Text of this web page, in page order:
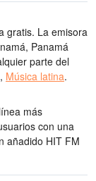
gratis. La emisora
Panamá
parte del
, Música latina.
más
con una
añadido HIT FM